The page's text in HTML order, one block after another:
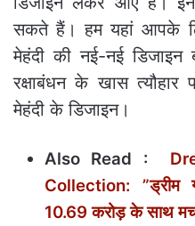
सकते हैं। हम यहां आपके
मेहंदी की नई-नई डिजाइन
रक्षाबंधन के खास
मेहंदी के डिजाइन।
Also Read :
Collection:
10.69 करोड़ के साथ